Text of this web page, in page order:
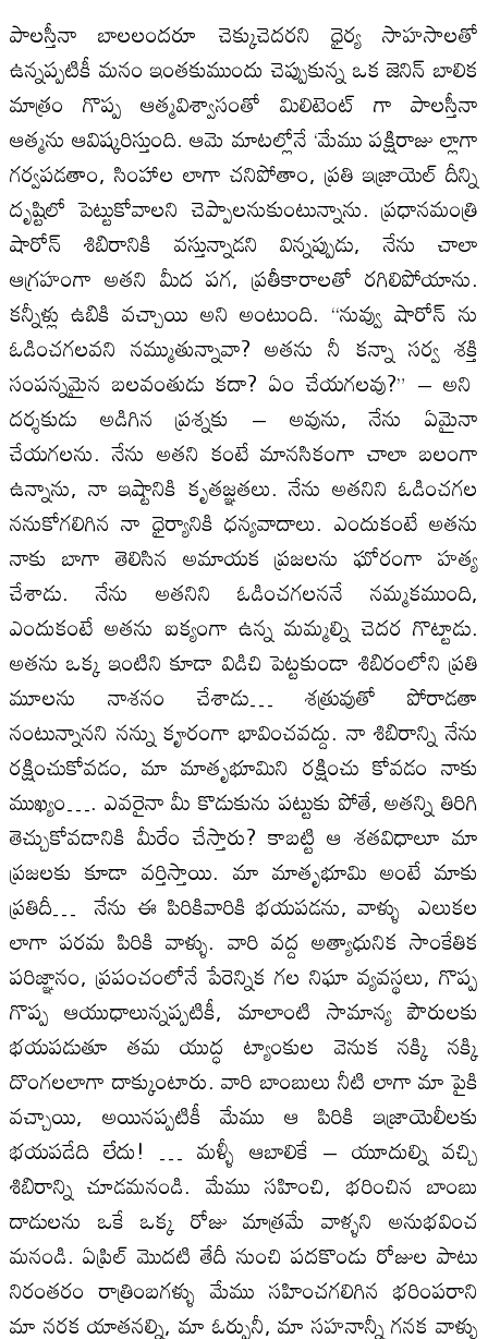
పాలస్తీనా బాలలందరూ చెక్కుచెదరని ధైర్య సాహసాలతో
ఉన్నప్పటికీ మనం ఇంతకుముందు చెప్పుకున్న ఒక జెనిన్ బాలిక
మాత్రం గొప్ప ఆత్మవిశ్వాసంతో మిలిటెంట్ గా పాలస్తీనా
ఆత్మను ఆవిష్కరిస్తుంది. ఆమె మాటల్లోనే ‘మేము పక్షిరాజు ల్లాగా
గర్వపడతాం, సింహాల లాగా చనిపోతాం, ప్రతి ఇజ్రాయెల్ దీన్ని
దృష్టిలో పెట్టుకోవాలని చెప్పాలనుకుంటున్నాను. ప్రధానమంత్రి
షారోన్ శిబిరానికి వస్తున్నాడని విన్నప్పుడు, నేను చాలా
ఆగ్రహంగా అతని మీద పగ, ప్రతీకారాలతో రగిలిపోయాను.
కన్నీళ్లు ఉబికి వచ్చాయి అని అంటుంది. “నువ్వు షారోన్ ను
ఓడించగలవని నమ్ముతున్నావా? అతను నీ కన్నా సర్వ శక్తి
సంపన్నమైన బలవంతుడు కదా? ఏం చేయగలవు?” – అని
దర్శకుడు అడిగిన ప్రశ్నకు – అవును, నేను ఏమైనా
చేయగలను. నేను అతని కంటే మానసికంగా చాలా బలంగా
ఉన్నాను, నా ఇష్టానికి కృతజ్ఞతలు. నేను అతనిని ఓడించగల
ననుకోగలిగిన నా ధైర్యానికి ధన్యవాదాలు. ఎందుకంటే అతను
నాకు బాగా తెలిసిన అమాయక ప్రజలను ఘోరంగా హత్య
చేశాడు. నేను అతనిని ఓడించగలననే నమ్మకముంది,
ఎందుకంటే అతను ఐక్యంగా ఉన్న మమ్మల్ని చెదర గొట్టాడు.
అతను ఒక్క ఇంటిని కూడా విడిచి పెట్టకుండా శిబిరంలోని ప్రతి
మూలను నాశనం చేశాడు… శత్రువుతో పోరాడతా
నంటున్నానని నన్ను కౄరంగా భావించవద్దు. నా శిబిరాన్ని నేను
రక్షించుకోవడం, మా మాతృభూమిని రక్షించు కోవడం నాకు
ముఖ్యం…. ఎవరైనా మీ కొడుకును పట్టుకు పోతే, అతన్ని తిరిగి
తెచ్చుకోవడానికి మీరేం చేస్తారు? కాబట్టి ఆ శతవిధాలూ మా
ప్రజలకు కూడా వర్తిస్తాయి. మా మాతృభూమి అంటే మాకు
ప్రతిదీ… నేను ఈ పిరికివారికి భయపడను, వాళ్ళు ఎలుకల
లాగా పరమ పిరికి వాళ్ళు. వారి వద్ద అత్యాధునిక సాంకేతిక
పరిజ్ఞానం, ప్రపంచంలోనే పేరెన్నిక గల నిఘా వ్యవస్థలు, గొప్ప
గొప్ప ఆయుధాలున్నప్పటికీ, మాలాంటి సామాన్య పౌరులకు
భయపడుతూ తమ యుద్ధ ట్యాంకుల వెనుక నక్కి నక్కి
దొంగలలాగా దాక్కుంటారు. వారి బాంబులు నీటి లాగా మా పైకి
వచ్చాయి, అయినప్పటికీ మేము ఆ పిరికి ఇజ్రాయెలీలకు
భయపడేది లేదు! … మళ్ళీ ఆబాలికే – యూదుల్ని వచ్చి
శిబిరాన్ని చూడమనండి. మేము సహించి, భరించిన బాంబు
దాడులను ఒకే ఒక్క రోజు మాత్రమే వాళ్ళని అనుభవించ
మనండి. ఏప్రిల్ మొదటి తేదీ నుంచి పదకొండు రోజుల పాటు
నిరంతరం రాత్రింబగళ్ళు మేము సహించగలిగిన భరింపరాని
మా నరక యాతనల్ని, మా ఓర్పునీ, మా సహనాన్నీ గనక వాళ్ళు